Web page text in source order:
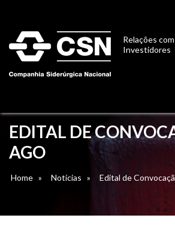
Relações com
Investidores
EDITAL DE
AGO
Home » Notícias » Edital de